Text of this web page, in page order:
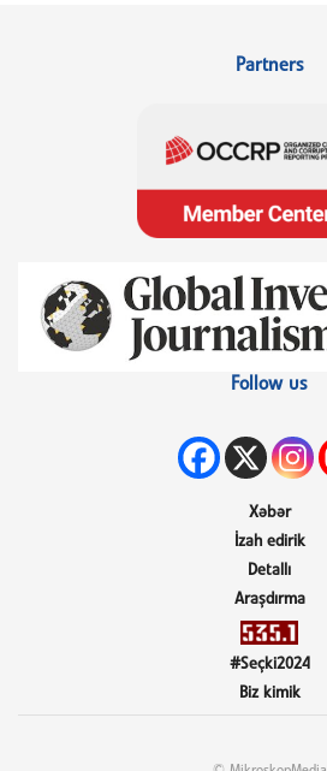
Partners
Follow us
Xəbər
İzah edirik
Detallı
Araşdırma
#Seçki2024
Biz kimik